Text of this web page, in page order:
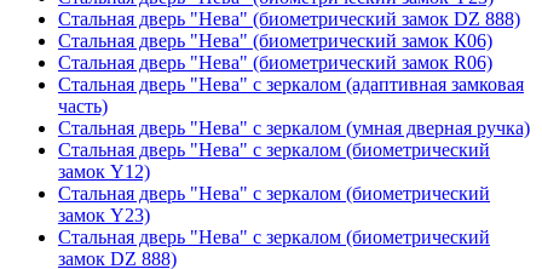
Стальная дверь "Нева" (биометрический замок DZ 888)
Стальная дверь "Нева" (биометрический замок К06)
Стальная дверь "Нева" (биометрический замок R06)
Стальная дверь "Нева" с зеркалом (адаптивная замковая
часть)
Стальная дверь "Нева" с зеркалом (умная дверная ручка)
Стальная дверь "Нева" с зеркалом (биометрический
замок Y12)
Стальная дверь "Нева" с зеркалом (биометрический
замок Y23)
Стальная дверь "Нева" с зеркалом (биометрический
замок DZ 888)